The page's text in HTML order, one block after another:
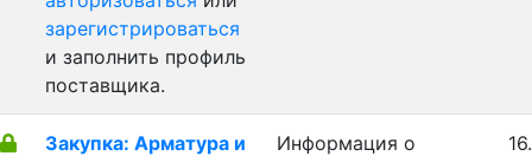
зарегистрироваться
и заполнить профиль
поставщика.
Закупка: Арматура и
Информация о